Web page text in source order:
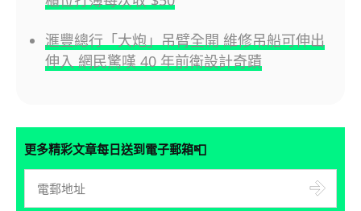
滙豐總行「大炮」吊臂全開 維修吊船可伸出
伸入 網民驚嘆 40 年前衛設計奇蹟
更多精彩文章每日送到電子郵箱📮